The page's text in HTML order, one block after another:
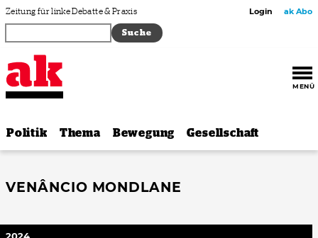
Zum Inhalt springen
Zeitung für linke Debatte & Praxis Login ak Abo
MENÜ
Politik Thema Bewegung Gesellschaft
VENÂNCIO MONDLANE